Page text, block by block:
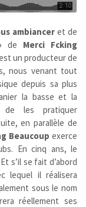
ambianceret de
de Merci Fcking
un producteur de
nous venant tout
depuis sa plus
la basse et la
de les pratiquer
en parallèle de
Beaucoup exerce
En cinq ans, le
s’il se fait d’abord
lequel il réalisera
sous le nom
réellement ses